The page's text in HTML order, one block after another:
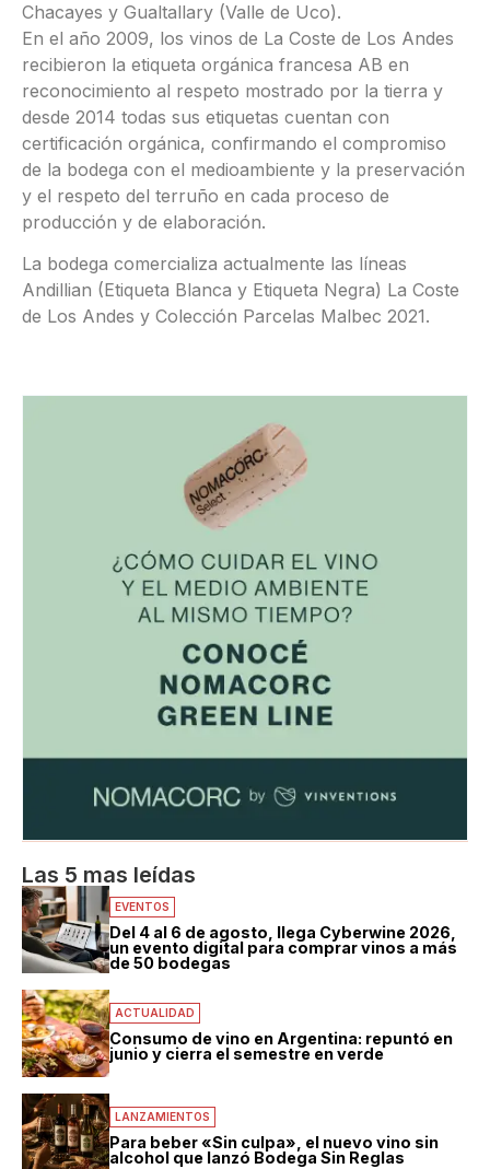
Chacayes y Gualtallary (Valle de Uco).
En el año 2009, los vinos de La Coste de Los Andes
recibieron la etiqueta orgánica francesa AB en
reconocimiento al respeto mostrado por la tierra y
desde 2014 todas sus etiquetas cuentan con
certificación orgánica, confirmando el compromiso
de la bodega con el medioambiente y la preservación
y el respeto del terruño en cada proceso de
producción y de elaboración.
La bodega comercializa actualmente las líneas
Andillian (Etiqueta Blanca y Etiqueta Negra) La Coste
de Los Andes y Colección Parcelas Malbec 2021.
Las 5 mas leídas
EVENTOS
Del 4 al 6 de agosto, llega Cyberwine 2026,
un evento digital para comprar vinos a más
de 50 bodegas
ACTUALIDAD
Consumo de vino en Argentina: repuntó en
junio y cierra el semestre en verde
LANZAMIENTOS
Para beber «Sin culpa», el nuevo vino sin
alcohol que lanzó Bodega Sin Reglas